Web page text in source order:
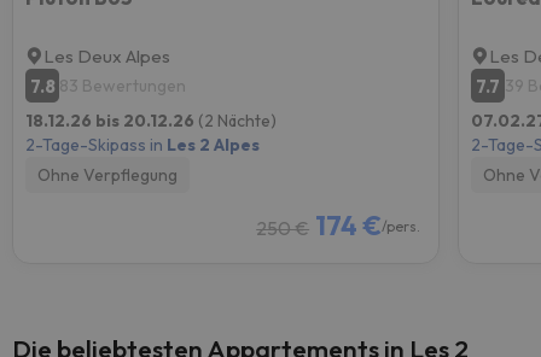
Les Deux Alpes
7.8 83 Bewertungen
18.12.26 bis 20.12.26 (2 Nächte)
2-Tage-Skipass in Les 2 Alpes
Ohne Verpflegung
250 € 174 €/pers.
Les
7.7 39
2-Tage-
Ohne
Die beliebtesten Appartements in Les 2